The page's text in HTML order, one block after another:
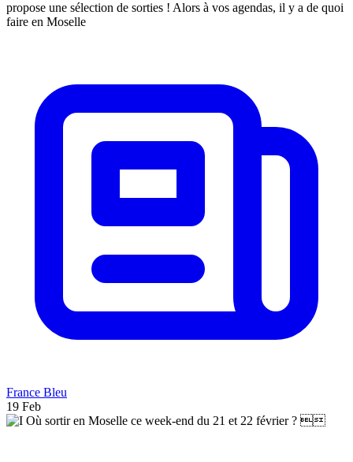
propose une sélection de sorties ! Alors à vos agendas, il y a de quoi
faire en Moselle
France Bleu
19 Feb